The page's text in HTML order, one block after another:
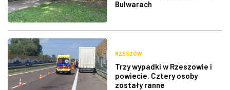
Bulwarach
RZESZÓW
Trzy wypadki w Rzeszowie i
powiecie. Cztery osoby
zostały ranne